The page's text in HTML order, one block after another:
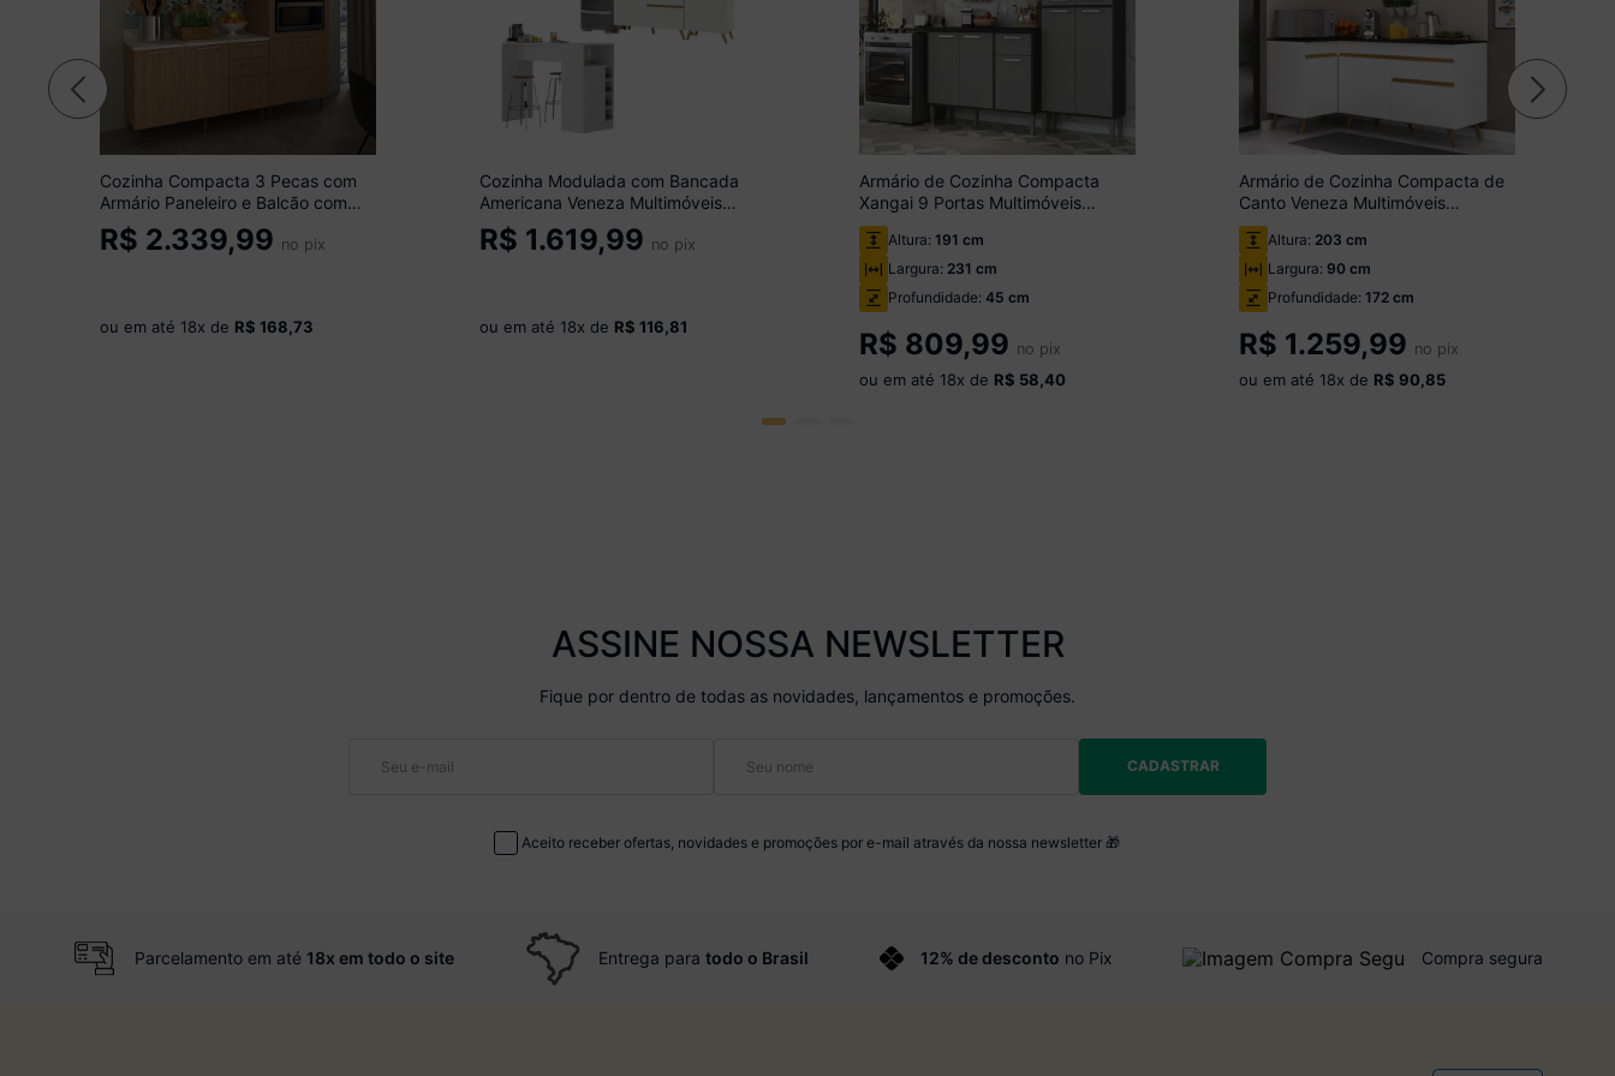
Cozinha Compacta 3 Pecas com
Armário Paneleiro e Balcão com
Tampo Multimóveis CR20450
Freijó/Branco/Mármore Branco
R$ 2.339,99 no pix
ou em até 18x de R$ 168,73
Cozinha Modulada com Bancada
Americana Veneza Multimóveis
MP2208 Branco/Dourado
R$ 1.619,99 no pix
ou em até 18x de R$ 116,81
Armário de Cozinha Compacta
Xangai 9 Portas Multimóveis
Preta/Grafite
Altura:191 cm
Largura: 231 cm
Profundidade:45 cm
R$ 809,99 no pix
ou em até 18x de R$ 58,40
Armário de Cozinha Compacta de
Canto Veneza Multimóveis
MP2056 e Balcão Branca
Altura: 203 cm
Largura: 90 cm
Profundidade:172 cm
R$ 1.259,99 no pix
ou em até 18x de R$ 90,85
ASSINE NOSSA NEWSLETTER
Fique por dentro de todas as novidades, lançamentos e promoções.
CADASTRAR
Aceito receber ofertas, novidades e promoções por e-mail através da nossa newsletter 🎁
Parcelamento em até 18x em todo o site Entrega paratodo o Brasil 12% de desconto no Pix Compra segura